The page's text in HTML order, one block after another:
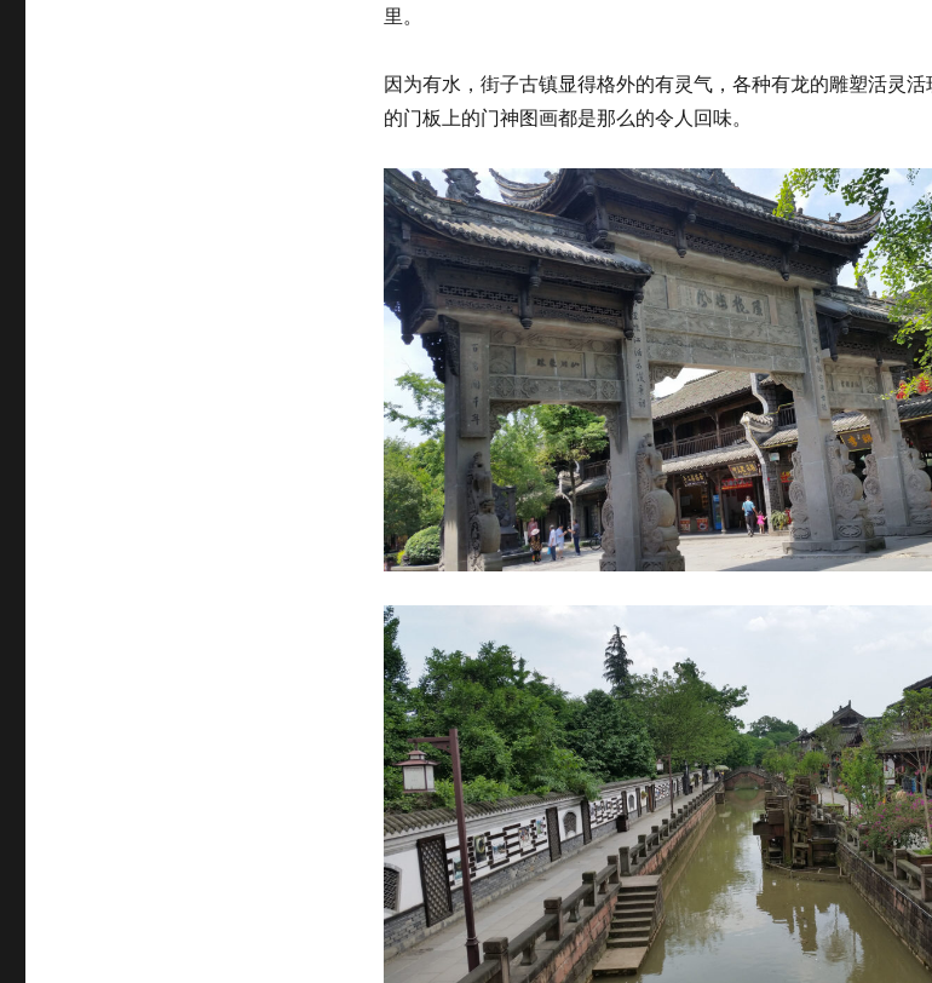
里。
因为有水，街子古镇显得格外的有灵气，各种有龙的雕塑活灵
的门板上的门神图画都是那么的令人回味。